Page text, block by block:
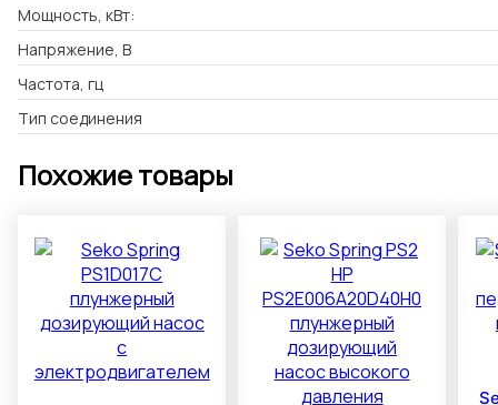
Мощность, кВт:
Напряжение, В
Частота, гц
Тип соединения
Похожие товары